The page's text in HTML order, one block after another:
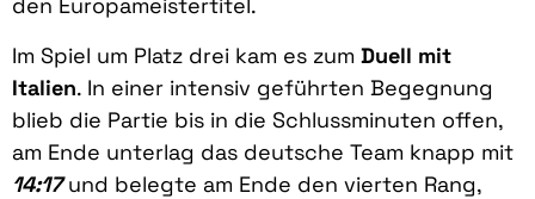
den Europameistertitel.
Im Spiel um Platz drei kam es zum Duell mit
Italien. In einer intensiv geführten Begegnung
blieb die Partie bis in die Schlussminuten offen,
am Ende unterlag das deutsche Team knapp mit
14:17und belegte am Ende den vierten Rang,